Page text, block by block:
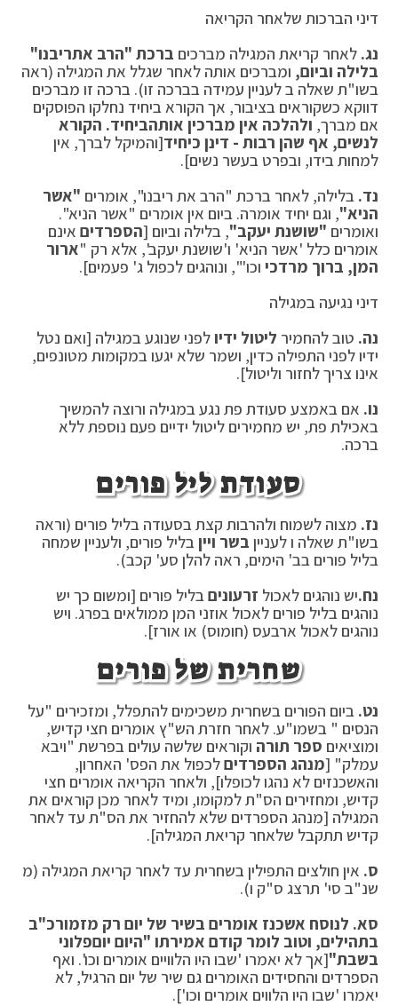
דיני הברכות שלאחר הקריאה
נג. לאחר קריאת המגילה מברכים ברכת "הרב אתריבנו"
בלילה וביום, ומברכים אותה לאחר שגלל את המגילה (ראה
בשו"ת שאלה ב לעניין עמידה בברכה זו). ברכה זו מברכים
דווקא כשקוראים בציבור, אך הקורא ביחיד נחלקו הפוסקים
אם מברך, ולהלכה אין מברכין אותהביחיד. הקורא
לנשים, אף שהן רבות - דינן כיחיד[והמיקל לברך, אין
למחות בידו, ובפרט בעשר נשים].
נד. בלילה, לאחר ברכת "הרב את ריבנו", אומרים "אשר
הניא", וגם יחיד אומרה. ביום אין אומרים "אשר הניא".
ואומרים "שושנת יעקב", בלילה וביום [הספרדים אינם
אומרים כלל 'אשר הניא' ו'שושנת יעקב', אלא רק "ארור
המן, ברוך מרדכי וכו'", ונוהגים לכפול ג' פעמים].
דיני נגיעה במגילה
נה. טוב להחמיר ליטול ידיולפני שנוגע במגילה [ואם נטל
ידיו לפני התפילה כדין, ושמר שלא יגעו במקומות מטונפים,
אינו צריך לחזור וליטול].
נו. אם באמצע סעודת פת נגע במגילה ורוצה להמשיך
באכילת פת, יש מחמירים ליטול ידיים פעם נוספת ללא
ברכה.
סעודת ליל פורים
נז. מצוה לשמוח ולהרבות קצת בסעודה בליל פורים (וראה
בשו"ת שאלה ו לעניין בשר וייןבליל פורים, ולעניין שמחה
בליל פורים בב' הימים, ראה להלן סע' קכב).
נח.יש נוהגים לאכול זרעוניםבליל פורים [ומשום כך יש
נוהגים בליל פורים לאכול אוזני המן ממולאים בפרג. ויש
נוהגים לאכול ארבעס (חומוס) או אורז].
שחרית של פורים
נט. ביום הפורים בשחרית משכימים להתפלל, ומזכירים "על
הנסים " בשמו"ע. לאחר חזרת הש"ץ אומרים חצי קדיש,
ומוציאים ספר תורה וקוראים שלשה עולים בפרשת "ויבא
עמלק" [מנהג הספרדיםלכפול את הפס' האחרון,
והאשכנזים לא נהגו לכופלו], ולאחר הקריאה אומרים חצי
קדיש, ומחזירים הס"ת למקומו, ומיד לאחר מכן קוראים את
המגילה [מנהג הספרדים שלא להחזיר את הס"ת עד לאחר
קדיש תתקבל שלאחר קריאת המגילה].
ס. אין חולצים התפילין בשחרית עד לאחר קריאת המגילה (מ
שנ"ב סי' תרצג ס"ק ו).
סא. לנוסח אשכנז אומרים בשיר של יום רק מזמורכ"ב
בתהילים, וטוב לומר קודם אמירתו "היום יוםפלוני
בשבת"[אך לא יאמרו 'שבו היו הלוויים אומרים וכו'. ואף
הספרדים והחסידים האומרים גם שיר של יום הרגיל, לא
יאמרו 'שבו היו הלווים אומרים וכו'].